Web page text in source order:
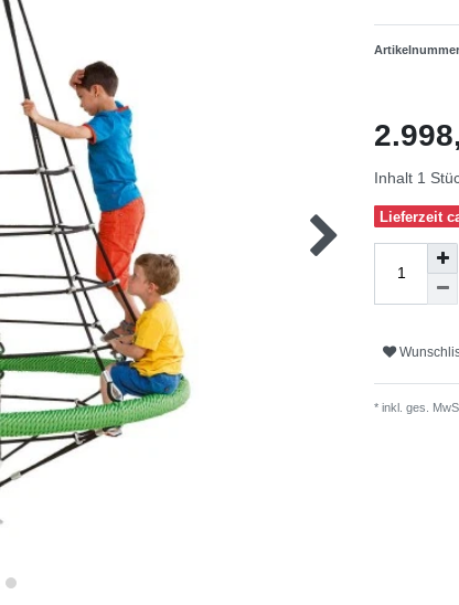
Artikelnummer
Inhalt 1
Lieferzeit
* inkl. ges.